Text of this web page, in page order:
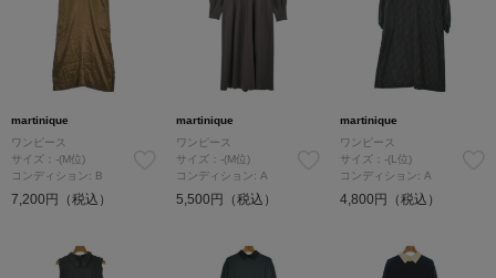
martinique
ワンピース
サイズ：-(M位)
コンディション: B
7,200円（税込）
martinique
ワンピース
サイズ：-(M位)
コンディション: A
5,500円（税込）
martinique
ワンピース
サイズ：-(L位)
コンディション: A
4,800円（税込）